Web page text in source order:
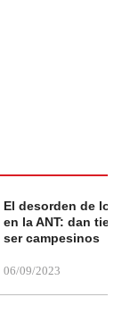
El desorden de
en la ANT: dan
ser campesinos
06/09/2023